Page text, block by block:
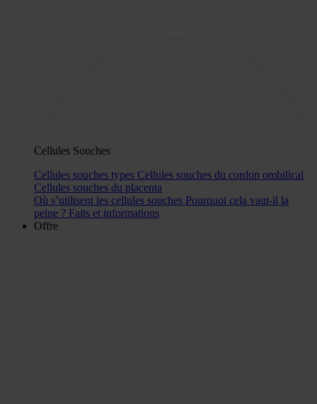
Cellules Souches
Cellules souches types Cellules souches du cordon ombilical
Cellules souches du placenta
Où s’utilisent les cellules souches Pourquoi cela vaut-il la
peine ? Faits et informations
Offre